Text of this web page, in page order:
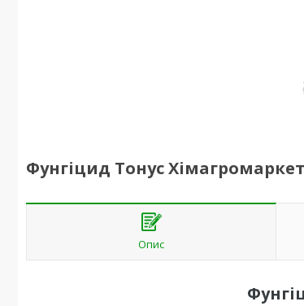
Фунгіцид Тонус
Опис